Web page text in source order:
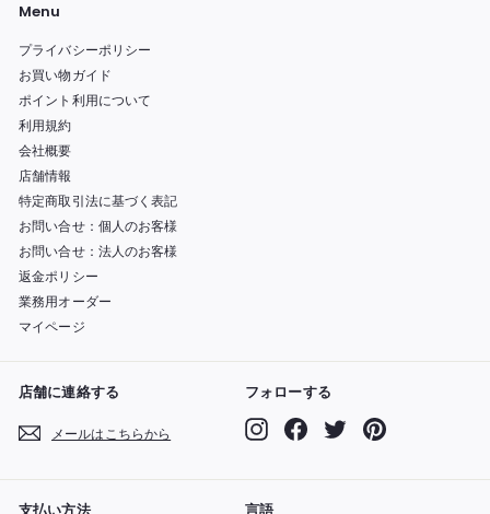
Menu
プライバシーポリシー
お買い物ガイド
ポイント利用について
利用規約
会社概要
店舗情報
特定商取引法に基づく表記
お問い合せ：個人のお客様
お問い合せ：法人のお客様
返金ポリシー
業務用オーダー
マイページ
店舗に連絡する
メールはこちらから
フォローする
InstagramFacebook
Twitter